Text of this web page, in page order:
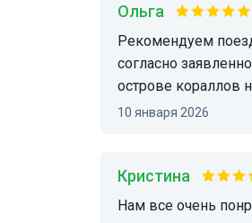
Ольга
Рекомендуем поезду на остров 🏝️ Парадайз, организатором спасибо все получилось
согласно
острове кораллов
10 января 2026
Кристина
Нам все очень